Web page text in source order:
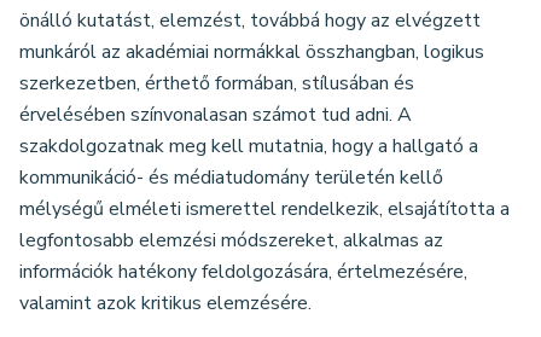
önálló kutatást, elemzést, továbbá hogy az elvégzett
munkáról az akadémiai normákkal összhangban, logikus
szerkezetben, érthető formában, stílusában és
érvelésében színvonalasan számot tud adni. A
szakdolgozatnak meg kell mutatnia, hogy a hallgató a
kommunikáció- és médiatudomány területén kellő
mélységű elméleti ismerettel rendelkezik, elsajátította a
legfontosabb elemzési módszereket, alkalmas az
információk hatékony feldolgozására, értelmezésére,
valamint azok kritikus elemzésére.